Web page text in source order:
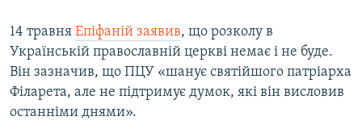
14 травня Епіфаній заявив, що розколу в
Українській православній церкві немає і не буде.
Він зазначив, що ПЦУ «шанує святійшого патріарха
Філарета, але не підтримує думок, які він висловив
останніми днями».